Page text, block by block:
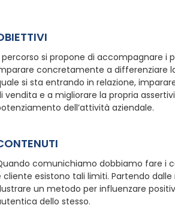
percorso si propone di accompagnare i
concretamente a differenziare
si sta entrando in relazione,
vendita e a migliorare la propria
dell’attività aziendale.
comunichiamo dobbiamo fare i
cliente esistono tali limiti. Partendo
un metodo per influenzare
dello stesso.